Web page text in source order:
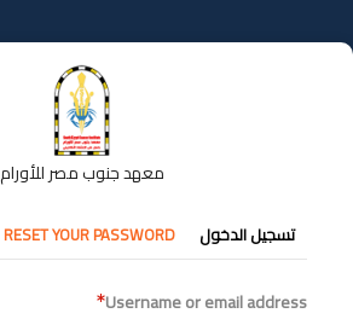
إلى
المحتوى
معهد جنوب مصر للأورام
التبويبات
الأساسية
تسجيل الدخول RESET YOUR PASSWORD
Username or email address